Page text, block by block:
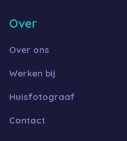
Over
Over ons
Werken bij
Huisfotograaf
Contact